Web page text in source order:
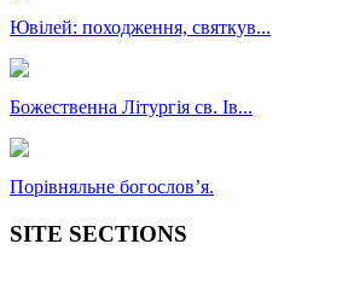
Ювілей: походження, святкув...
Божественна Літургія св. Ів...
Порівняльне богословʼя.
SITE SECTIONS